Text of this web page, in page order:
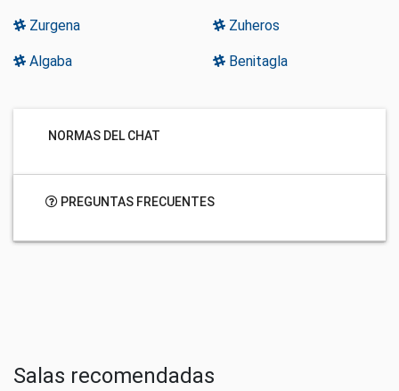
Zurgena Zuheros
Algaba Benitagla
NORMAS DEL CHAT
PREGUNTAS FRECUENTES
Salas recomendadas